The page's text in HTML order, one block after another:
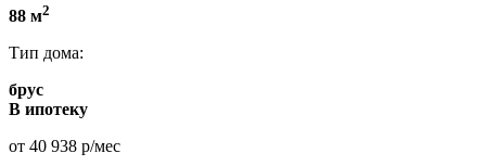
88 м2
Тип дома:
брус
В ипотеку
от 40 938 р/мес